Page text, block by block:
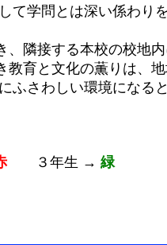
て学問とは深い係わり
隣接する本校の校地
教育と文化の薫りは、
ふさわしい環境になる
３年生 → 緑